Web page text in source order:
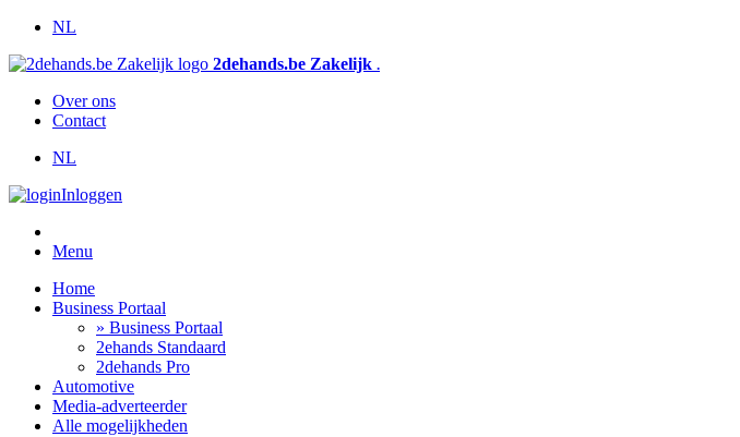
NL
2dehands.be Zakelijk .
Over ons
Contact
NL
Inloggen
Menu
Home
Business Portaal
» Business Portaal
2ehands Standaard
2dehands Pro
Automotive
Media-adverteerder
Alle mogelijkheden